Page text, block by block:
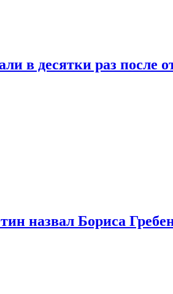
в десятки раз после
назвал Бориса